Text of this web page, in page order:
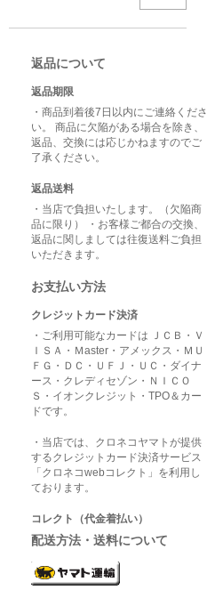
返品について
返品期限
・商品到着後7日以内にご連絡くださ
い。 商品に欠陥がある場合を除き、
返品、交換には応じかねますのでご
了承ください。
返品送料
・当店で負担いたします。（欠陥商
品に限り） ・お客様ご都合の交換、
返品に関しましては往復送料ご負担
いただきます。
お支払い方法
クレジットカード決済
・ご利用可能なカードは ＪＣＢ・Ｖ
ＩＳＡ・Ｍaster・アメックス・ＭＵ
ＦＧ・ＤＣ・ＵＦＪ・ＵＣ・ダイナ
ース・クレディセゾン・ＮＩＣＯ
Ｓ・イオンクレジット・TPO＆カー
ドです。
・当店では、クロネコヤマトが提供
するクレジットカード決済サービス
「クロネコwebコレクト」を利用し
ております。
コレクト（代金着払い）
配送方法・送料について